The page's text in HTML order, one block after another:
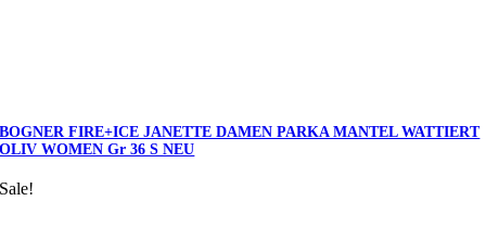
BOGNER FIRE+ICE JANETTE DAMEN PARKA MANTEL WATTIERT
OLIV WOMEN Gr 36 S NEU
Sale!